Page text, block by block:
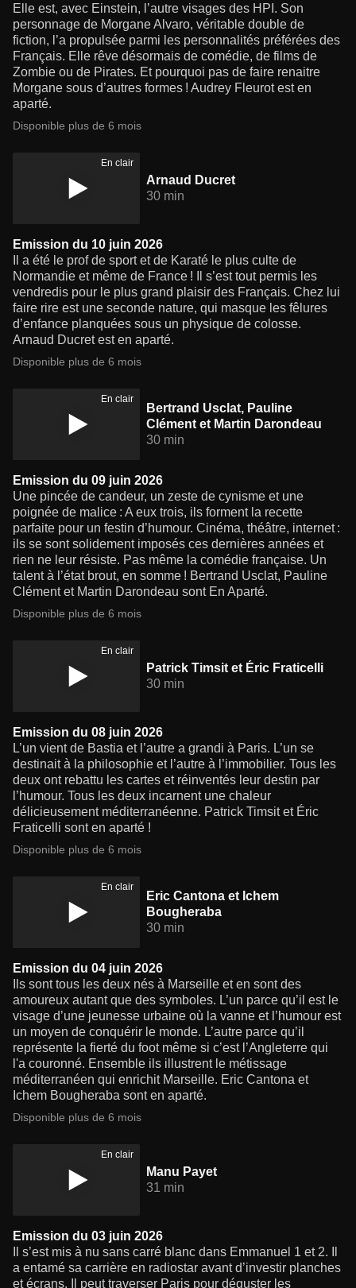
Elle est, avec Einstein, l’autre visages des HPI. Son
personnage de Morgane Alvaro, véritable double de
fiction, l’a propulsée parmi les personnalités préférées des
Français. Elle rêve désormais de comédie, de films de
Zombie ou de Pirates. Et pourquoi pas de faire renaitre
Morgane sous d’autres formes ! Audrey Fleurot est en
aparté.
Disponible plus de 6 mois
En clair
Arnaud Ducret
30 min
Emission du 10 juin 2026
Il a été le prof de sport et de Karaté le plus culte de
Normandie et même de France ! Il s’est tout permis les
vendredis pour le plus grand plaisir des Français. Chez lui
faire rire est une seconde nature, qui masque les fêlures
d’enfance planquées sous un physique de colosse.
Arnaud Ducret est en aparté.
Disponible plus de 6 mois
En clair
Bertrand Usclat, Pauline
Clément et Martin Darondeau
30 min
Emission du 09 juin 2026
Une pincée de candeur, un zeste de cynisme et une
poignée de malice : A eux trois, ils forment la recette
parfaite pour un festin d’humour. Cinéma, théâtre, internet :
ils se sont solidement imposés ces dernières années et
rien ne leur résiste. Pas même la comédie française. Un
talent à l’état brout, en somme ! Bertrand Usclat, Pauline
Clément et Martin Darondeau sont En Aparté.
Disponible plus de 6 mois
En clair
Patrick Timsit et Éric Fraticelli
30 min
Emission du 08 juin 2026
L’un vient de Bastia et l’autre a grandi à Paris. L’un se
destinait à la philosophie et l’autre à l’immobilier. Tous les
deux ont rebattu les cartes et réinventés leur destin par
l’humour. Tous les deux incarnent une chaleur
délicieusement méditerranéenne. Patrick Timsit et Éric
Fraticelli sont en aparté !
Disponible plus de 6 mois
En clair
Eric Cantona et Ichem
Bougheraba
30 min
Emission du 04 juin 2026
Ils sont tous les deux nés à Marseille et en sont des
amoureux autant que des symboles. L’un parce qu’il est le
visage d’une jeunesse urbaine où la vanne et l’humour est
un moyen de conquérir le monde. L’autre parce qu’il
représente la fierté du foot même si c’est l’Angleterre qui
l'a couronné. Ensemble ils illustrent le métissage
méditerranéen qui enrichit Marseille. Eric Cantona et
Ichem Bougheraba sont en aparté.
Disponible plus de 6 mois
En clair
Manu Payet
31 min
Emission du 03 juin 2026
Il s’est mis à nu sans carré blanc dans Emmanuel 1 et 2. Il
a entamé sa carrière en radiostar avant d’investir planches
et écrans. Il peut traverser Paris pour déguster les